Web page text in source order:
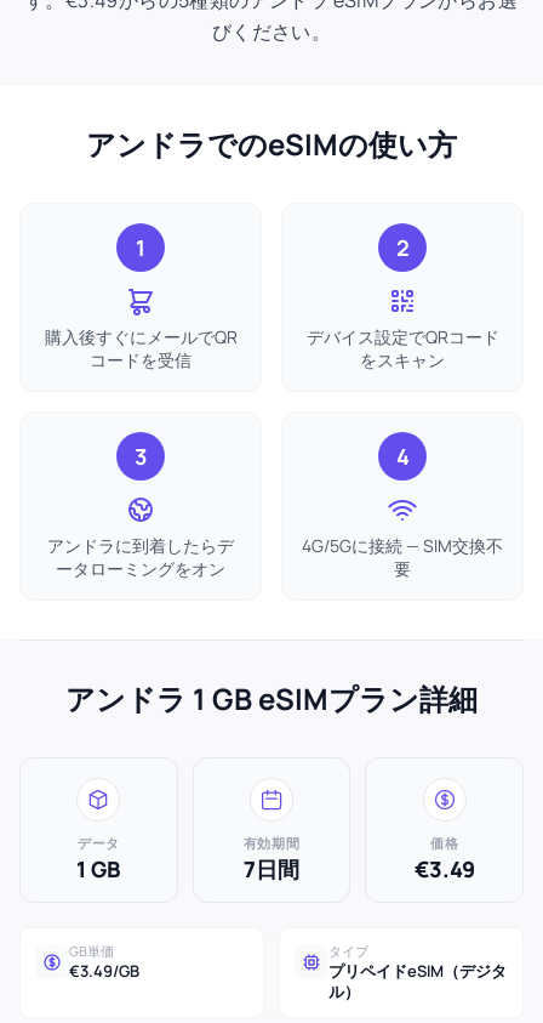
びください。
アンドラでのeSIMの使い方
1
購入後すぐにメールでQR
コードを受信
2
デバイス設定でQRコード
をスキャン
3
アンドラに到着したらデ
ータローミングをオン
4
4G/5Gに接続 — SIM交換不
要
アンドラ 1 GB eSIMプラン詳細
データ
1 GB
有効期間
7日間
価格
€3.49
GB単価
€3.49/GB
タイプ
プリペイドeSIM（デジタ
ル）